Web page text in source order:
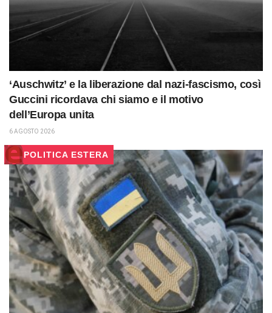
‘Auschwitz’ e la liberazione dal nazi-fascismo, così
Guccini ricordava chi siamo e il motivo
dell’Europa unita
6 AGOSTO 2026
POLITICA ESTERA